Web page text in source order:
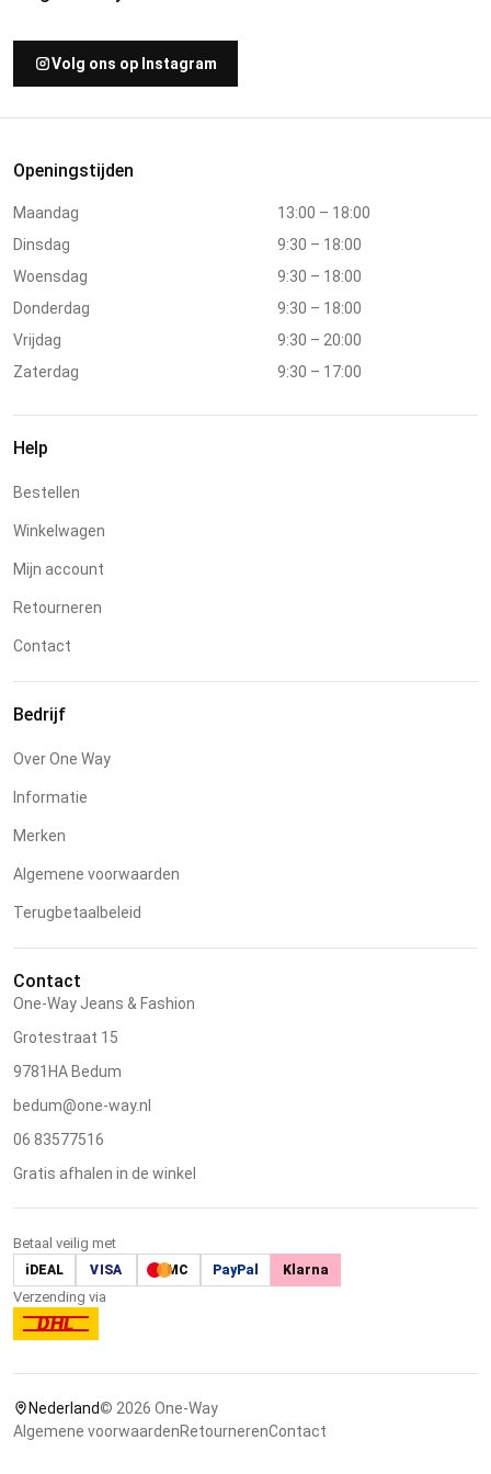
Volg ons op Instagram
Openingstijden
Maandag
13:00 – 18:00
Dinsdag
9:30 – 18:00
Woensdag
9:30 – 18:00
Donderdag
9:30 – 18:00
Vrijdag
9:30 – 20:00
Zaterdag
9:30 – 17:00
Help
Bestellen
Winkelwagen
Mijn account
Retourneren
Contact
Bedrijf
Over One Way
Informatie
Merken
Algemene voorwaarden
Terugbetaalbeleid
Contact
One-Way Jeans & Fashion
Grotestraat 15
9781HA Bedum
bedum@one-way.nl
06 83577516
Gratis afhalen in de winkel
Betaal veilig met
iDEAL VISA MC PayPal Klarna
Verzending via
DHL
Nederland© 2026 One-Way
Algemene voorwaardenRetournerenContact